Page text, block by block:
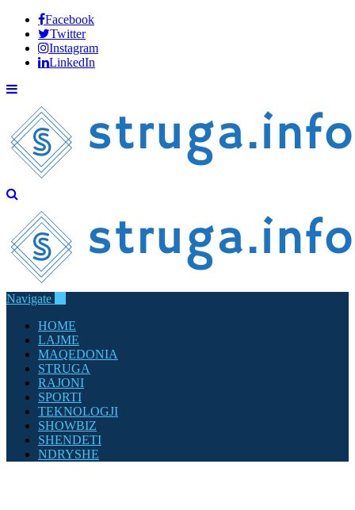
Facebook
Twitter
Instagram
LinkedIn
Navigate
HOME
LAJME
MAQEDONIA
STRUGA
RAJONI
SPORTI
TEKNOLOGJI
SHOWBIZ
SHENDETI
NDRYSHE